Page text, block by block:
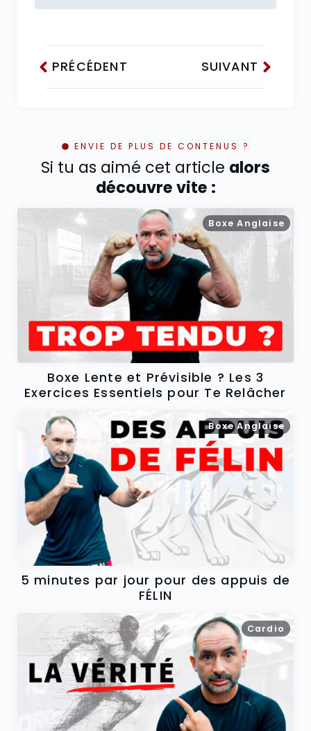
PRÉCÉDENT SUIVANT
ENVIE DE PLUS DE CONTENUS ?
Si tu as aimé cet article alors
découvre vite :
Boxe Anglaise
Boxe Lente et Prévisible ? Les 3
Exercices Essentiels pour Te Relâcher
Boxe Anglaise
5 minutes par jour pour des appuis de
FÉLIN
Cardio